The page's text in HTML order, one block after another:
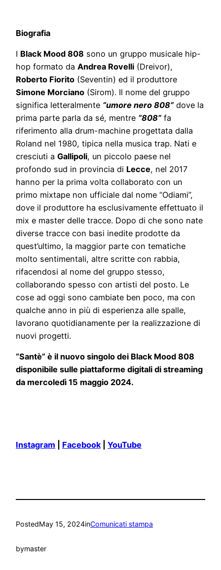
Biografia
I Black Mood 808 sono un gruppo musicale hip-
hop formato da Andrea Rovelli (Dreivor),
Roberto Fiorito (Seventin) ed il produttore
Simone Morciano (Sirom). Il nome del gruppo
significa letteralmente “umore nero 808” dove la
prima parte parla da sé, mentre “808” fa
riferimento alla drum-machine progettata dalla
Roland nel 1980, tipica nella musica trap. Nati e
cresciuti a Gallipoli, un piccolo paese nel
profondo sud in provincia di Lecce, nel 2017
hanno per la prima volta collaborato con un
primo mixtape non ufficiale dal nome “Odiami”,
dove il produttore ha esclusivamente effettuato il
mix e master delle tracce. Dopo di che sono nate
diverse tracce con basi inedite prodotte da
quest’ultimo, la maggior parte con tematiche
molto sentimentali, altre scritte con rabbia,
rifacendosi al nome del gruppo stesso,
collaborando spesso con artisti del posto. Le
cose ad oggi sono cambiate ben poco, ma con
qualche anno in più di esperienza alle spalle,
lavorano quotidianamente per la realizzazione di
nuovi progetti.
“Santè” è il nuovo singolo dei Black Mood 808
disponibile sulle piattaforme digitali di streaming
da mercoledì 15 maggio 2024.
Instagram Facebook| YouTube
PostedMay 15, 2024inComunicati stampa
bymaster